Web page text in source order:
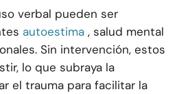
verbal pueden ser
autoestima , salud mental
Sin intervención, estos
lo que subraya la
el trauma para facilitar la